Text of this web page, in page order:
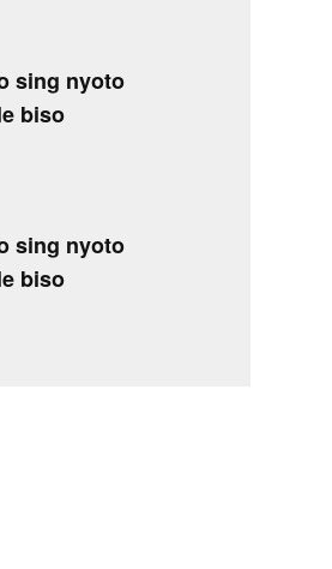
sing nyoto
biso
sing nyoto
biso